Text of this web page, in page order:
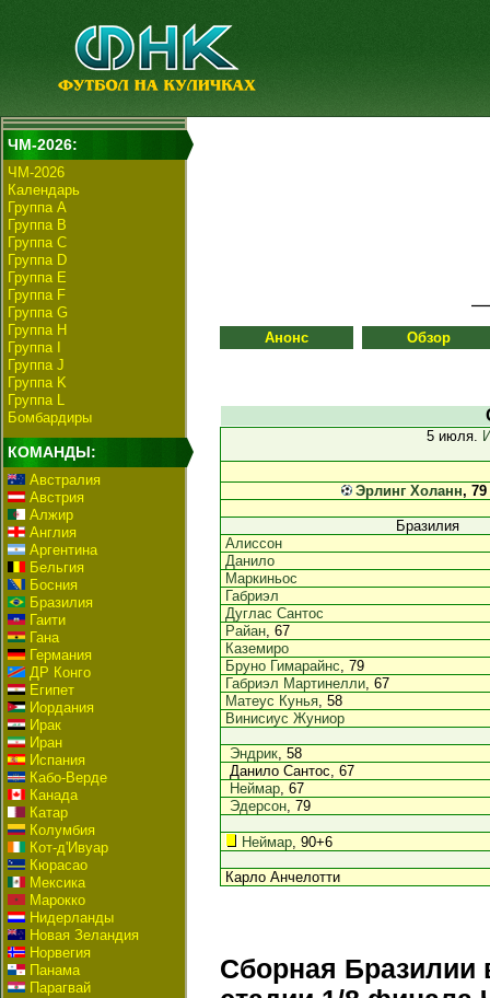
ЧМ-2026:
ЧМ-2026
Календарь
Группа А
Группа B
Группа C
Группа D
Группа E
Группа F
Группа G
Группа H
Группа I
Группа J
Группа K
Группа L
Бомбардиры
КОМАНДЫ:
Австралия
Австрия
Алжир
Англия
Аргентина
Бельгия
Босния
Бразилия
Гаити
Гана
Германия
ДР Конго
Египет
Иордания
Ирак
Иран
Испания
Кабо-Верде
Канада
Катар
Колумбия
Кот-д'Ивуар
Кюрасао
Мексика
Марокко
Нидерланды
Новая Зеландия
Норвегия
Панама
Парагвай
Анонс Обзор
5 июля.
Эрлинг Холанн,
Бразилия
Алиссон
Данило
Маркиньос
Габриэл
Дуглас Сантос
Райан, 67
Каземиро
Бруно Гимарайнс, 79
Габриэл Мартинелли, 67
Матеус Кунья, 58
Винисиус Жуниор
Эндрик, 58
Данило Сантос, 67
Неймар, 67
Эдерсон, 79
Неймар, 90+6
Карло Анчелотти
Сборная Бразилии